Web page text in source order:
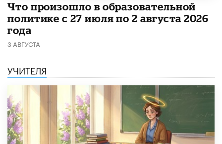
​Что произошло в образовательной
политике с 27 июля по 2 августа 2026
года
3 АВГУСТА
УЧИТЕЛЯ